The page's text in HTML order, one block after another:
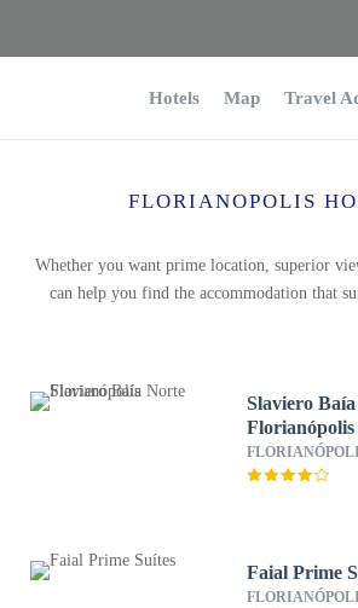
Hotels Map Travel
FLORIANOPOLIS
Whether you want prime location, superior
can help you find the accommodation that
Slaviero
Florianópolis
Faial Prime